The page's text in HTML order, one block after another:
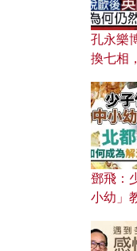
孔永樂
換七相
濟為何
鄧飛：
小幼」